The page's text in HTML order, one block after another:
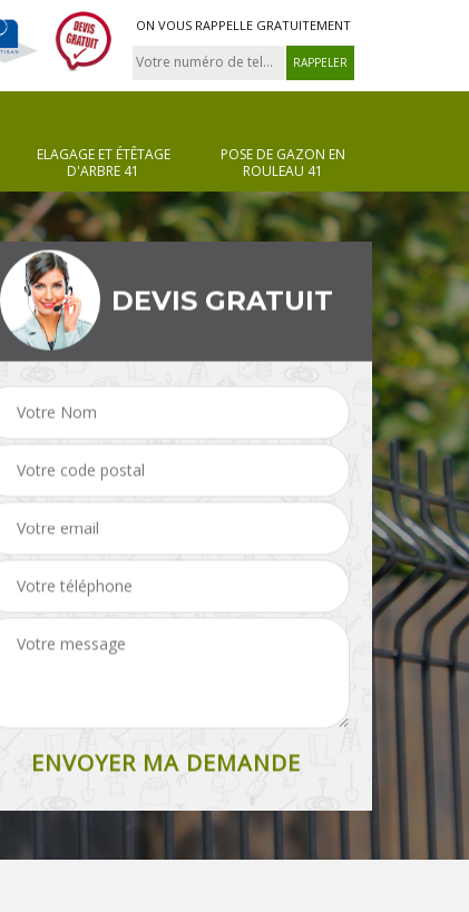
ON VOUS RAPPELLE GRATUITEMENT
ELAGAGE ET ÉTÊTAGE
D'ARBRE 41
POSE DE GAZON EN
ROULEAU 41
Taille de haie 41 Jardinier 41
DEVIS GRATUIT